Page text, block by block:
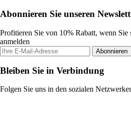
Abonnieren Sie unseren
Profitieren Sie von 10% Rabatt, wenn Sie
anmelden
Abonnieren
Bleiben Sie in Verbindung
Folgen Sie uns in den sozialen